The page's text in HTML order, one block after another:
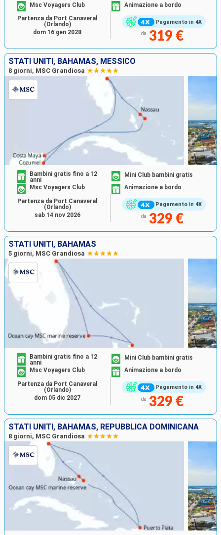
Pagamento in 4X
Msc Voyagers Club
Animazione a bordo
da 319 €
Partenza da Port Canaveral
(Orlando)
dom 16 gen 2028
STATI UNITI, BAHAMAS, MESSICO
8 giorni, MSC Grandiosa
Pagamento in 4X
Bambini gratis fino a 12
anni
Mini Club bambini gratis
Msc Voyagers Club
Animazione a bordo
da 329 €
Partenza da Port Canaveral
(Orlando)
sab 14 nov 2026
STATI UNITI, BAHAMAS
5 giorni, MSC Grandiosa
Pagamento in 4X
Bambini gratis fino a 12
anni
Mini Club bambini gratis
Msc Voyagers Club
Animazione a bordo
da 329 €
Partenza da Port Canaveral
(Orlando)
dom 05 dic 2027
STATI UNITI, BAHAMAS, REPUBBLICA DOMINICANA
8 giorni, MSC Grandiosa